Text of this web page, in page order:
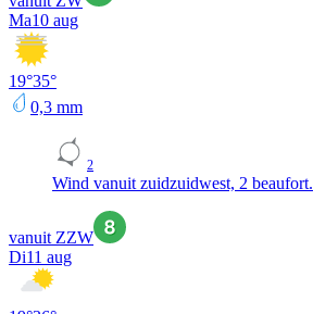
Ma10 aug
19°35°
0,3 mm
2
Wind vanuit zuidzuidwest, 2 beaufort.
vanuit ZZW
Di11 aug